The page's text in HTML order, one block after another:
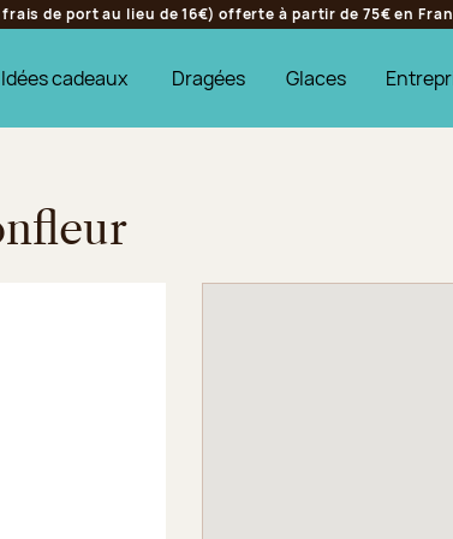
de port au lieu de 16€) offerte à partir de 75€ en
Idées cadeaux Dragées Glaces